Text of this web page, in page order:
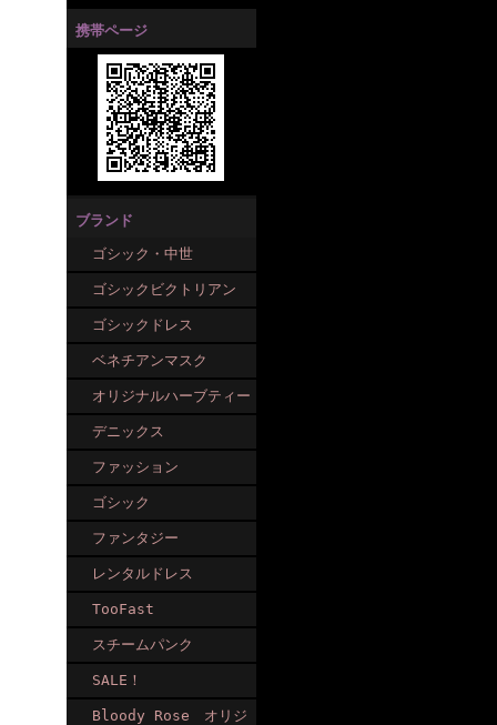
携帯ページ
ブランド
ゴシック・中世
ゴシックビクトリアン
ゴシックドレス
ベネチアンマスク
オリジナルハーブティー
デニックス
ファッション
ゴシック
ファンタジー
レンタルドレス
TooFast
スチームパンク
SALE！
Bloody Rose オリジ